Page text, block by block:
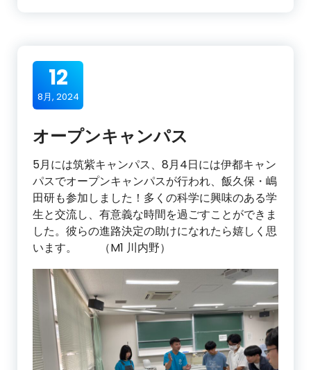
12
8月, 2024
オープンキャンパス
5月には筑紫キャンパス、8月4日には伊都キャン
パスでオープンキャンパスが行われ、飯久保・嶋
田研も参加しました！多くの科学に興味のある学
生と交流し、有意義な時間を過ごすことができま
した。彼らの進路決定の助けになれたら嬉しく思
います。 （M1 川内野）